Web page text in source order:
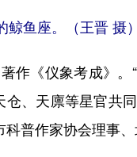
鱼座。（王晋 摄）
《仪象考成》。
、天廪等星官共同
普作家协会理事